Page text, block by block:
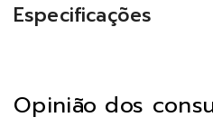
Especificações
Opinião dos